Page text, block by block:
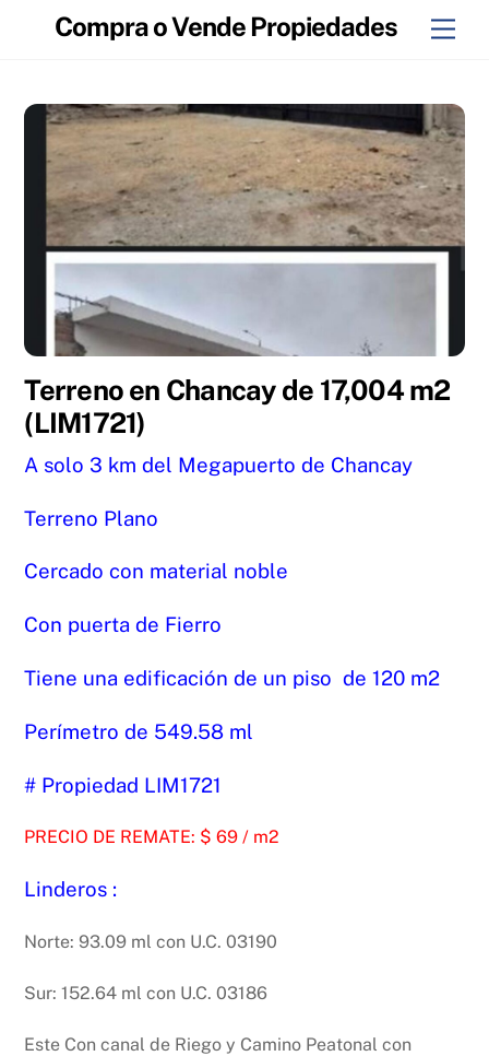
Compra o Vende Propiedades
Terreno en Chancay de 17,004 m2
(LIM1721)
A solo 3 km del Megapuerto de Chancay
Terreno Plano
Cercado con material noble
Con puerta de Fierro
Tiene una edificación de un piso de 120 m2
Perímetro de 549.58 ml
# Propiedad LIM1721
PRECIO DE REMATE: $ 69 / m2
Linderos :
Norte: 93.09 ml con U.C. 03190
Sur: 152.64 ml con U.C. 03186
Este Con canal de Riego y Camino Peatonal con